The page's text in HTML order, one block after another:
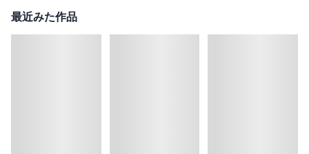
最近みた作品